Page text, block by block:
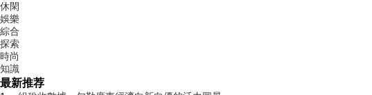
休閑
娛樂
綜合
探索
時尚
知識
最新推荐